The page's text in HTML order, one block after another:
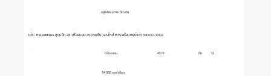
อยู่ในโครงการเดียวกัน
เช่า- The Address สุขุมวิท 28 1 ห้องนอน 45 ตรมชั้น 12A ใกล้ BTS พร้อมพงษ์ เช่า 34000-1002
1 ห้องนอน
34,000 บาท/เดือน
ชั้น
45 m² 12